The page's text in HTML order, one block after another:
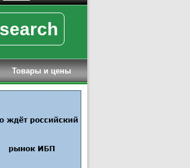
Товары и цены